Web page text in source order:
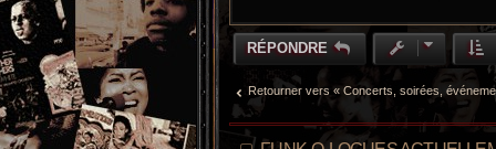
RÉPONDRE
Retourner vers « Concerts, soirées,